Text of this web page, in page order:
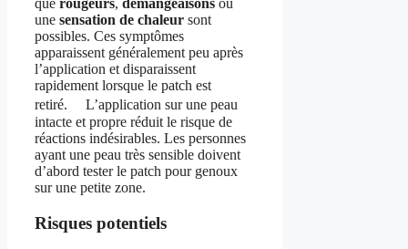
que rougeurs, démangeaisons ou
une sensation de chaleur sont
possibles. Ces symptômes
apparaissent généralement peu après
l’application et disparaissent
rapidement lorsque le patch est
retiré. L’application sur une peau
intacte et propre réduit le risque de
réactions indésirables. Les personnes
ayant une peau très sensible doivent
d’abord tester le patch pour genoux
sur une petite zone.
Risques potentiels